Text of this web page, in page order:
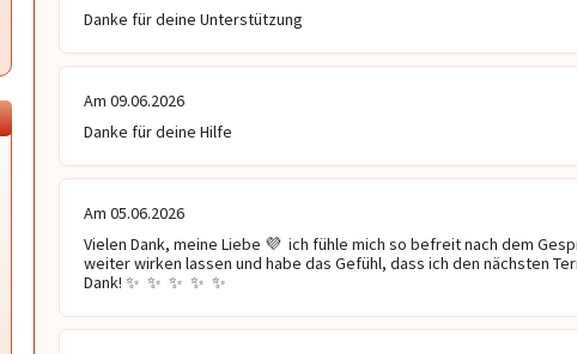
Elisa
Hellsehen ohne Hilfsmittel ❤ ️
bin von Herzen für Dich da, ehrlich
Medium Anita
Willkommen💚Wünscht eine Reise
der Intuition
Danke für deine Unterstützung
Am 09.06.2026
Danke für deine Hilfe
Am 05.06.2026
Vielen Dank, meine Liebe 💜  ich fühle mich so befreit nach dem
weiter wirken lassen und habe das Gefühl, dass ich den nächsten
Dank! ✨  ✨  ✨  ✨  ✨